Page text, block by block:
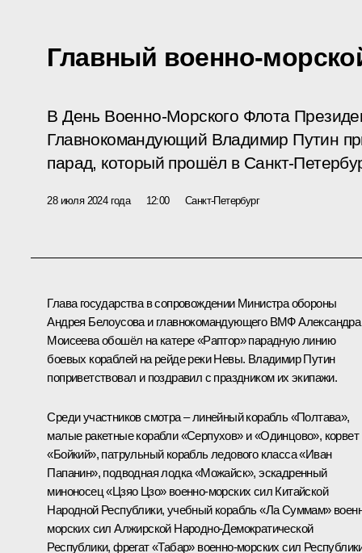
Главный военно-
В День Военно-Морского Флота
Главнокомандующий Владимир Путин
парад, который прошёл в Санкт-
28 июля 2024 года 12:00 Санкт-Петербург
Глава государства в сопровождении Министра обороны
Андрея Белоусоваи главнокомандующего ВМФ Александра
Моисеева обошёл на катере «Раптор» парадную линию
боевых кораблей на рейде реки Невы. Владимир Путин
поприветствовал и поздравил с праздником их экипажи.
Среди участников смотра – линейный корабль «Полтава»,
малые ракетные корабли «Серпухов» и «Одинцово», корвет
«Бойкий», патрульный корабль ледового класса «Иван
Папанин», подводная лодка «Можайск», эскадренный
миноносец «Цзяо Цзо» военно-морских сил Китайской
Народной Республики, учебный корабль «Ла Суммам»
морских сил Алжирской Народно-Демократической
Республики, фрегат «Табар» военно-морских сил